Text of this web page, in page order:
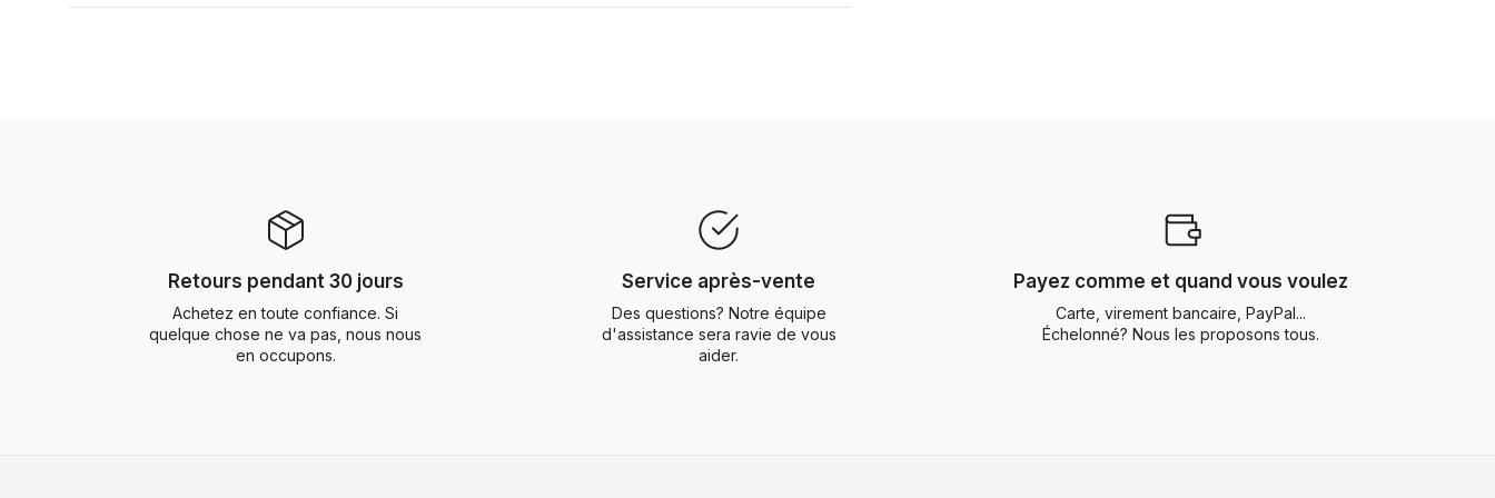
Retours pendant 30 jours
Achetez en toute confiance. Si
quelque chose ne va pas, nous nous
en occupons.
Service après-vente
Des questions? Notre équipe
d'assistance sera ravie de vous
aider.
Payez comme et quand vous voulez
Carte, virement bancaire, PayPal...
Échelonné? Nous les proposons tous.